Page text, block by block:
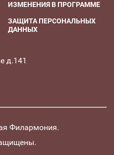
ИЗМЕНЕНИЯ В ПРОГРАММЕ
ЗАЩИТА ПЕРСОНАЛЬНЫХ
ДАННЫХ
д.141
Филармония.